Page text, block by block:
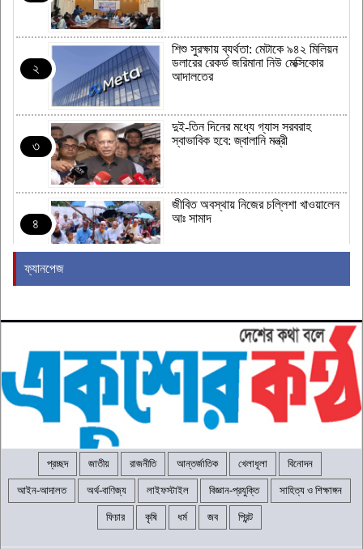
২
শিশু সুরক্ষায় ব্যর্থতা: মেটাকে ৯৪২ মিলিয়ন
ডলারের রেকর্ড জরিমানা নিউ মেক্সিকোর
আদালতের
৩
দুই-তিন দিনের মধ্যে গ্যাস সরবরাহ
স্বাভাবিক হবে: জ্বালানি মন্ত্রী
৪
জীবিত অবস্থায় নিজের চল্লিশা খাওয়ালেন
আঃ সামাদ
৬
জামায়াত জোটের নতুন কর্মসূচির ঘোষণা
৭
২৪ ঘণ্টায় হাম উপসর্গে আরও ৬ শিশুর মৃত্যু
ফ্যানপেজ
প্রচ্ছদ জাতীয় রাজনীতি আন্তর্জাতিক খেলাধূলা বিনোদন
আইন-আদালত অর্থ-বাণিজ্য লাইফস্টাইল বিজ্ঞান-প্রযুক্তি সাহিত্য ও শিক্ষাঙ্গন
ফিচার কৃষি ধর্ম জব প্রিন্ট